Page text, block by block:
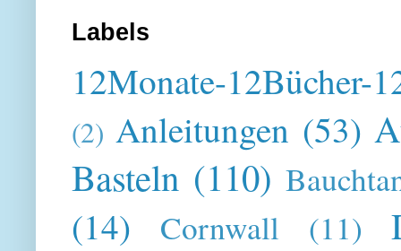
Labels
12Monate-12Bücher-
(2) Anleitungen (53)
Basteln (110)
(14) Cornwall (11)